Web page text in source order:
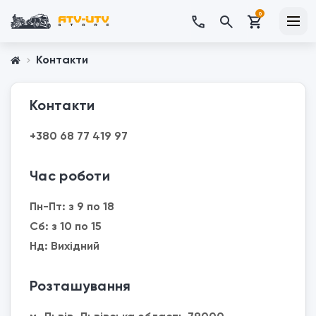
0
Контакти
Контакти
+380 68 77 419 97
Час роботи
Пн-Пт: з 9 по 18
Сб: з 10 по 15
Нд: Вихідний
Розташування